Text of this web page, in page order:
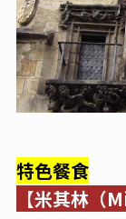
特色餐食
【米其林（